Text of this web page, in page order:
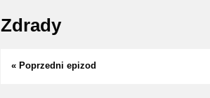
Zdrady
« Poprzedni epizod